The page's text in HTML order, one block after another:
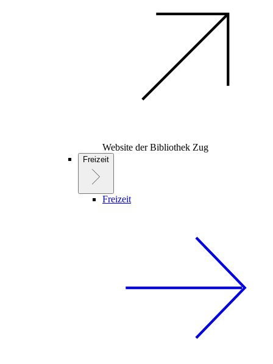
Website der Bibliothek Zug
Freizeit
Freizeit